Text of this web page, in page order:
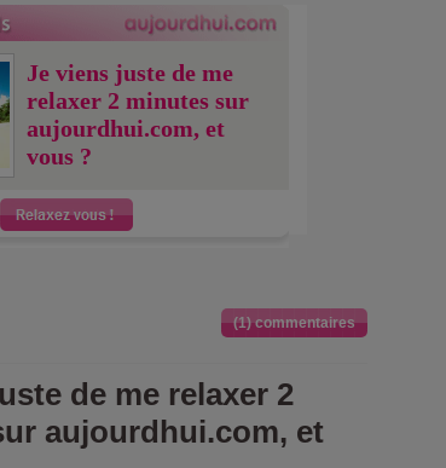
Je viens juste de me
relaxer 2 minutes sur
aujourdhui.com, et
vous ?
(1) commentaires
de me relaxer 2
aujourdhui.com, et